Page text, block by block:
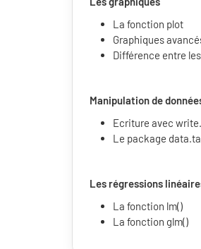
La fonction plot
Graphiques
Différence entre
Manipulation de
Ecriture avec
Le package
Les régressions
La fonction lm()
La fonction glm()